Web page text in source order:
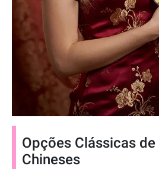
Opções Clássicas
Chineses